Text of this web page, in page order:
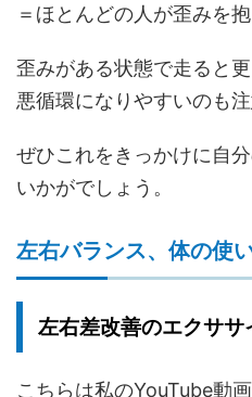
＝ほとんどの人が歪みを抱
歪みがある状態で走ると
悪循環になりやすいのも注
ぜひこれをきっかけに自
いかがでしょう。
左右バランス、体の使
左右差改善のエクササ
こちらは私のYouTube動画